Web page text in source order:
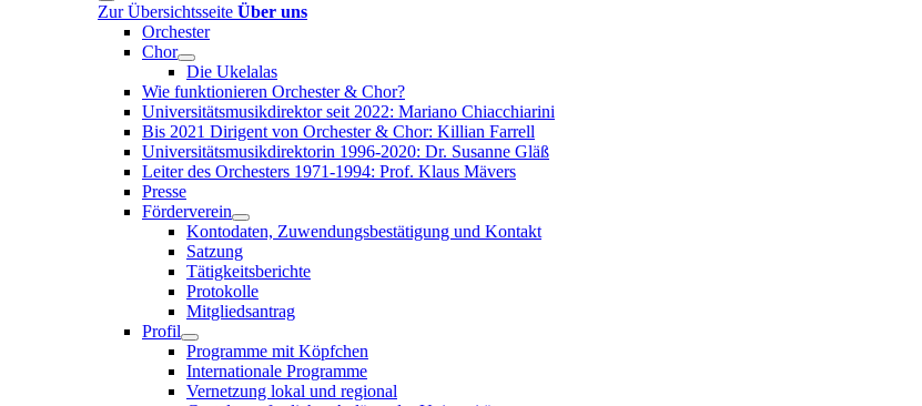
Zur Übersichtsseite Über uns
Orchester
Chor
Die Ukelalas
Wie funktionieren Orchester & Chor?
Universitätsmusikdirektor seit 2022: Mariano Chiacchiarini
Bis 2021 Dirigent von Orchester & Chor: Killian Farrell
Universitätsmusikdirektorin 1996-2020: Dr. Susanne Gläß
Leiter des Orchesters 1971-1994: Prof. Klaus Mävers
Presse
Förderverein
Kontodaten, Zuwendungsbestätigung und Kontakt
Satzung
Tätigkeitsberichte
Protokolle
Mitgliedsantrag
Profil
Programme mit Köpfchen
Internationale Programme
Vernetzung lokal und regional